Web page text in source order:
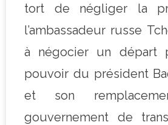
tort de négliger la
l’ambassadeur russe
à négocier un départ
pouvoir du président
et son
gouvernement de